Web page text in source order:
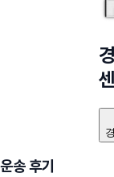
운송 후기